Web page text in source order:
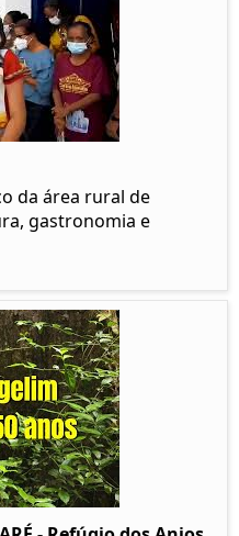
da área rural de
gastronomia e